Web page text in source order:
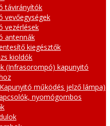
távirányítók
vevőegységek
vezérlések
antennák
kiegésztők
kioldók
(Infrasorompó) kapunyitó
működés jelző lámpa)
nyomógombos